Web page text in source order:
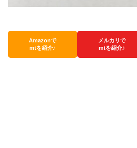
Amazonで
mtを紹介♪
メルカリで
mtを紹介♪